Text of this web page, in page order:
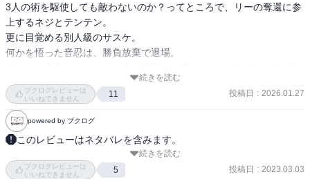
3人の術を駆使しても敵わないのか？ってところで、リーの奪還に参
上するネジとテンテン。
更に目覚める別人級のサスケ。
何かを悟った音忍は、勝負放棄で退場。
を掛け合う中でサクラがリーに感謝するシーンが好き。
あぁ、リーのいじらしさとひたむきさが報われてほしい。
続きを読む
ブクログレビューは
いいねできません
11 投稿日 : 2026.01.27
powered by ブクログ
このレビューはネタバレを含みます。
「サスケ君は必ず私を求める」。謎の一言を残した大蛇丸はナルト
続きを読む
ブクログレビューは
いいねできません
5 投稿日 : 2023.03.03